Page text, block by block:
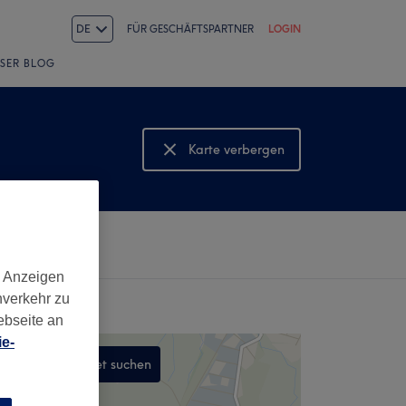
DE FÜR GESCHÄFTSPARTNER LOGIN
BLOG
Karte verbergen
Karte anzeigen
In diesem Gebiet suchen
zu
an